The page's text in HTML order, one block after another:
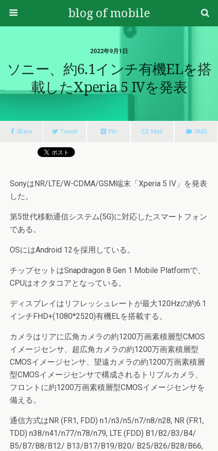
blog of mobile
2022年9月1日
ソニー、約6.1インチ有機ELを搭
載したXperia 5 IVを発表
Share Tweet Pin Mail SMS
SonyはNR/LTE/W-CDMA/GSM端末「Xperia 5 IV」を発表
した。
第5世代移動通信システム(5G)に対応したスマートフォン
である。
OSにはAndroid 12を採用している。
チップセットはSnapdragon 8 Gen 1 Mobile Platformで、
CPUはオクタコアとなっている。
ディスプレイはリフレッシュレートが最大120Hzの約6.1
インチFHD+(1080*2520)有機ELを搭載する。
カメラはリアに広角カメラの約1200万画素積層型CMOS
イメージセンサ、超広角カメラの約1200万画素積層型
CMOSイメージセンサ、望遠カメラの約1200万画素積層
型CMOSイメージセンサで構成されるトリプルカメラ、
フロントに約1200万画素積層型CMOSイメージセンサを
備える。
通信方式はNR (FR1, FDD) n1/n3/n5/n7/n8/n28, NR (FR1,
TDD) n38/n41/n77/n78/n79, LTE (FDD) B1/B2/B3/B4/
B5/B7/B8/B12/ B13/B17/B19/B20/ B25/B26/B28/B66,